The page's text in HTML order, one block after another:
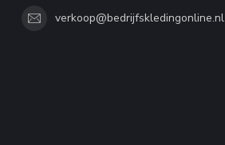
verkoop@bedrijfskledingonline.nl